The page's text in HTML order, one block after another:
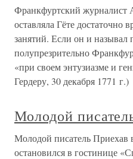
Франкфуртский журналист
оставляла Гёте достаточно
занятий. Если он и называл
полупрезрительно
«при своем энтузиазме и
Гердеру, 30 декабря 1771 г.)
Молодой
Молодой писатель Приехав
остановился в гостинице